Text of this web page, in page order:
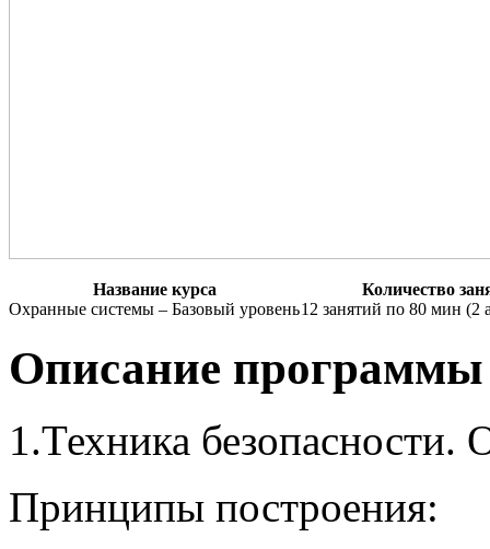
Название курса
Количество
Охранные системы – Базовый уровень12 занятий по 80 мин (2
Описание программы
1.Техника
Принципы построения: